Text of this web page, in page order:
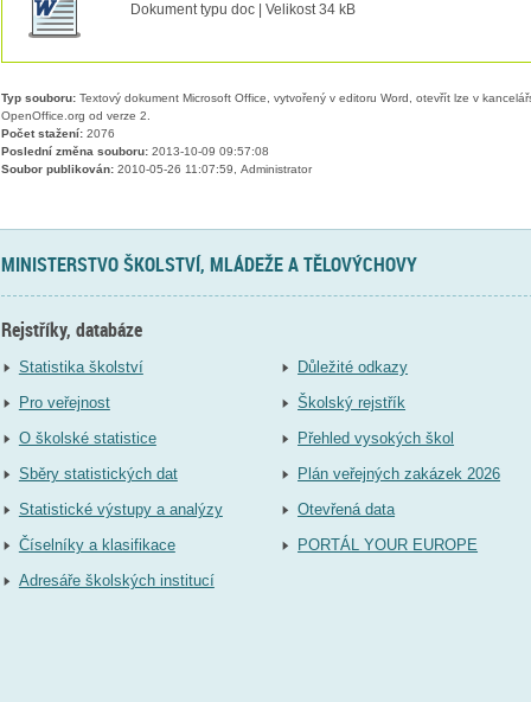
Dokument typu doc | Velikost 34 kB
Typ souboru:Textový dokument Microsoft Office, vytvořený v editoru Word, otevřít lze v
OpenOffice.org od verze 2.
Počet stažení:2076
Poslední změna souboru:2013-10-09 09:57:08
Soubor publikován:2010-05-26 11:07:59, Administrator
MINISTERSTVO ŠKOLSTVÍ, MLÁDEŽE A TĚLOVÝCHOVY
Rejstříky, databáze
Statistika školství
Pro veřejnost
O školské statistice
Sběry statistických dat
Statistické výstupy a analýzy
Číselníky a klasifikace
Adresáře školských institucí
Důležité odkazy
Školský rejstřík
Přehled vysokých škol
Plán veřejných zakázek 2026
Otevřená data
PORTÁL YOUR EUROPE